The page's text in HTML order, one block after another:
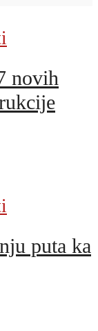
novih
puta ka